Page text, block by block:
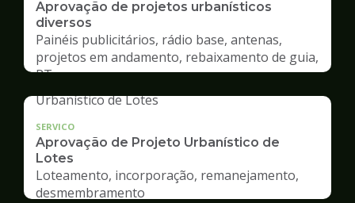
Aprovação de projetos urbanísticos
diversos
Painéis publicitários, rádio base, antenas,
projetos em andamento, rebaixamento de guia,
RT
SERVICO
Aprovação de Projeto Urbanístico de
Lotes
Loteamento, incorporação, remanejamento,
desmembramento